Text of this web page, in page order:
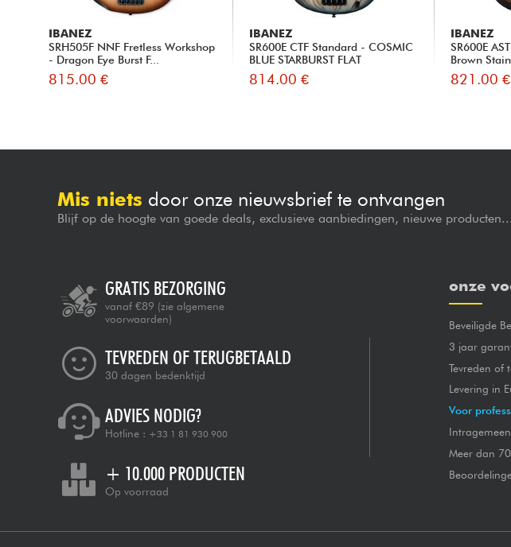
IBANEZ
SRH505F NNF Fretless Workshop
- Dragon Eye Burst F...
815.00 €
IBANEZ
SR600E CTF Standard - COSMIC
BLUE STARBURST FLAT
814.00 €
IBANEZ
SR600E
Brown
821.00 €
Mis niets door onze nieuwsbrief te ontvangen
Blijf op de hoogte van goede deals, exclusieve aanbiedingen, nieuwe producten...
GRATIS BEZORGING
vanaf €89 (zie algemene
voorwaarden)
TEVREDEN OF TERUGBETAALD
30 dagen bedenktijd
ADVIES NODIG?
Hotline : +33 1 81 930 900
+ 10.000 PRODUCTEN
Op voorraad
onze
Beveiligde
3 jaar
Tevreden of
Levering in
Voor
Meer dan